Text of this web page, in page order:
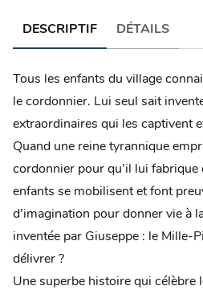
DESCRIPTIF DÉTAILS
Tous les enfants du village
le cordonnier. Lui seul sait
extraordinaires qui les captivent
Quand une reine tyrannique
cordonnier pour qu’il lui fabrique
enfants se mobilisent et font
d’imagination pour donner vie à
inventée par Giuseppe : le Mille-
délivrer ?
Une superbe histoire qui célèbre